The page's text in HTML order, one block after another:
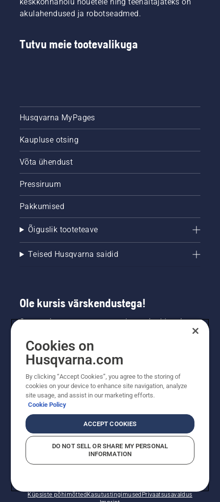
akulahendused ja robotseadmed.
Tutvu meie tootevalikuga
Husqvarna MyPages
Kaupluse otsing
Võta ühendust
Pressiruum
Pakkumised
Õiguslik tooteteave
Teised Husqvarna saidid
Ole kursis värskendustega!
Saa uusimat teavet uute toodete, eripakkumiste
saamiseks siin.
Küpsiste põhimõttedKasutustingimused Privaatsusavaldus
Cookies on
Husqvarna.com
By clicking “Accept Cookies”, you agree to the storing of
cookies on your device to enhance site navigation, analyze
site usage, and assist in our marketing efforts.
Cookie Policy
ACCEPT COOKIES
DO NOT SELL OR SHARE MY PERSONAL
INFORMATION